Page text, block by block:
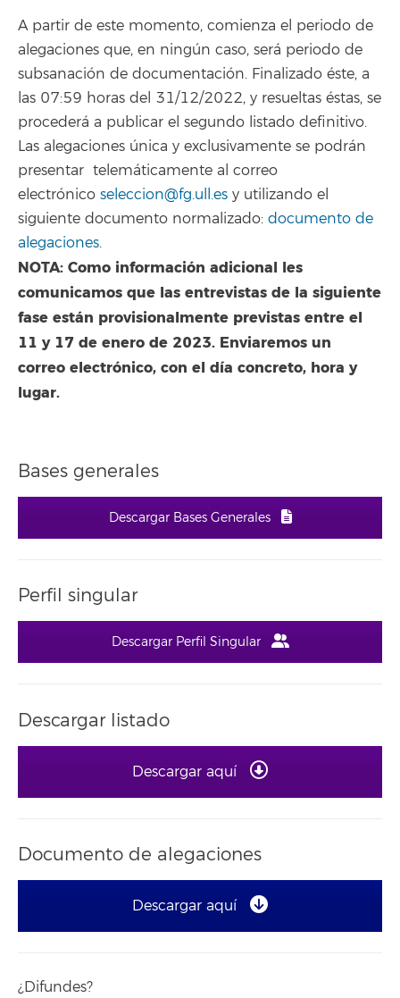
A partir de este momento, comienza el periodo de
alegaciones que, en ningún caso, será periodo de
subsanación de documentación. Finalizado éste, a
las 07:59 horas del 31/12/2022, y resueltas éstas, se
procederá a publicar el segundo listado definitivo.
Las alegaciones única y exclusivamente se podrán
presentar telemáticamente al correo
electrónico seleccion@fg.ull.es y utilizando el
siguiente documento normalizado: documento de
alegaciones.
NOTA: Como información adicional les
comunicamos que las entrevistas de la siguiente
fase están provisionalmente previstas entre el
11 y 17 de enero de 2023. Enviaremos un
correo electrónico, con el día concreto, hora y
lugar.
Bases generales
Descargar Bases Generales
Perfil singular
Descargar Perfil Singular
Descargar listado
Descargar aquí
Documento de alegaciones
Descargar aquí
¿Difundes?